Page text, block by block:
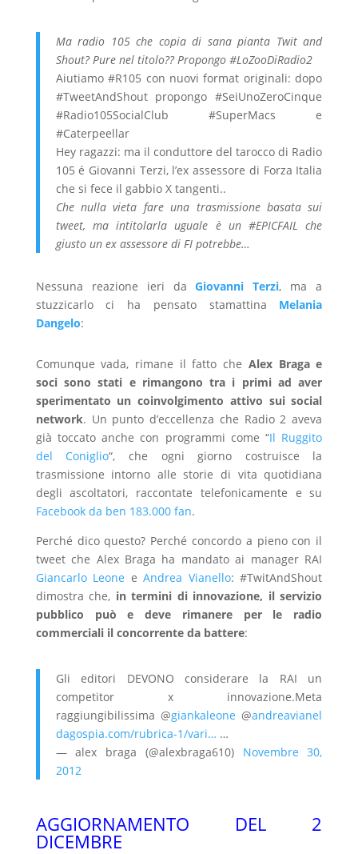
Ma radio 105 che copia di sana pianta Twit and
Shout? Pure nel titolo?? Propongo #LoZooDiRadio2
Aiutiamo #R105 con nuovi format originali: dopo
#TweetAndShout propongo #SeiUnoZeroCinque
#Radio105SocialClub #SuperMacs e
#Caterpeellar
Hey ragazzi: ma il conduttore del tarocco di Radio
105 é Giovanni Terzi, l’ex assessore di Forza Italia
che si fece il gabbio X tangenti..
Che nulla vieta fare una trasmissione basata sui
tweet, ma intitolarla uguale è un #EPICFAIL che
giusto un ex assessore di FI potrebbe…
Nessuna reazione ieri daGiovanni Terzi, ma a
stuzzicarlo ci ha pensato stamattina Melania
Dangelo:
Comunque vada, rimane il fatto che Alex Braga e
soci sono stati e rimangono tra i primi ad aver
sperimentato un coinvolgimento attivo sui social
network. Un punto d’eccellenza che Radio 2 aveva
già toccato anche con programmi come “Il Ruggito
del Coniglio“, che ogni giorno costruisce la
trasmissione intorno alle storie di vita quotidiana
degli ascoltatori, raccontate telefonicamente e su
Facebook da ben 183.000 fan.
Perché dico questo? Perché concordo a pieno con il
tweet che Alex Braga ha mandato ai manager RAI
Giancarlo Leone eAndrea Vianello: #TwitAndShout
dimostra che, in termini di innovazione, il servizio
pubblico può e deve rimanere per le radio
commerciali il concorrente da battere:
Gli editori DEVONO considerare la RAI un
competitor x innovazione.Meta
raggiungibilissima @giankaleone @andreavianel
dagospia.com/rubrica-1/vari… …
— alex braga (@alexbraga610) Novembre 30,
2012
AGGIORNAMENTO DEL 2
DICEMBRE